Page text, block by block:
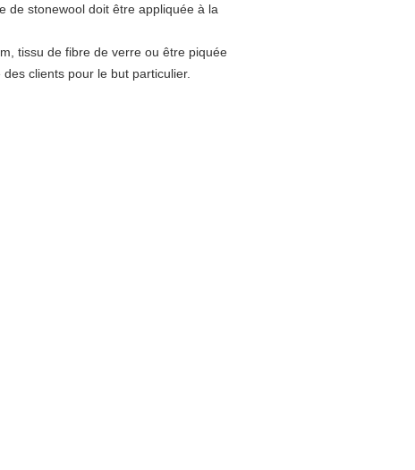
de stonewool doit être appliquée à la
tissu de fibre de verre ou être piquée
clients pour le but particulier.